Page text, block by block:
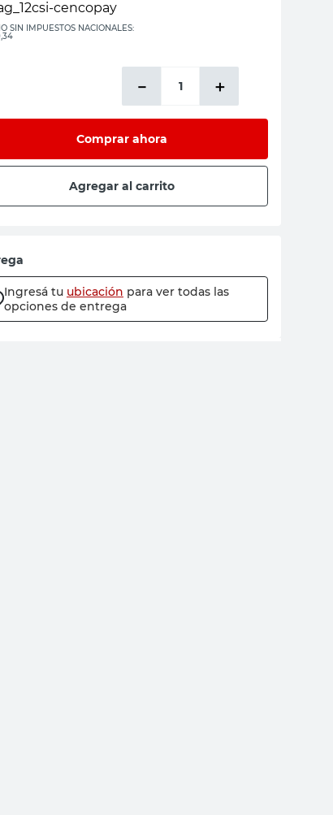
SIN IMPUESTOS NACIONALES:
＋
－
Comprar ahora
Agregar al carrito
Ingresá tu ubicación para ver todas las
opciones de entrega